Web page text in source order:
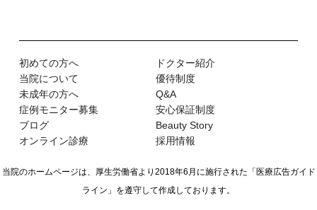
初めての⽅へ
ドクター紹介
当院について
優待制度
未成年の方へ
Q&A
症例モニター募集
安心保証制度
ブログ
Beauty Story
オンライン診療
採用情報
当院のホームページは、厚生労働省より2018年6月に施行された 「医療広告ガイド
ライン」を遵守して作成しております。